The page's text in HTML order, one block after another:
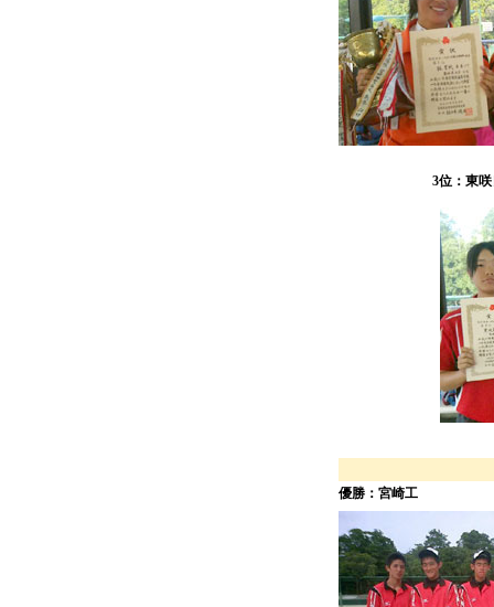
3位：東
優勝：宮崎工